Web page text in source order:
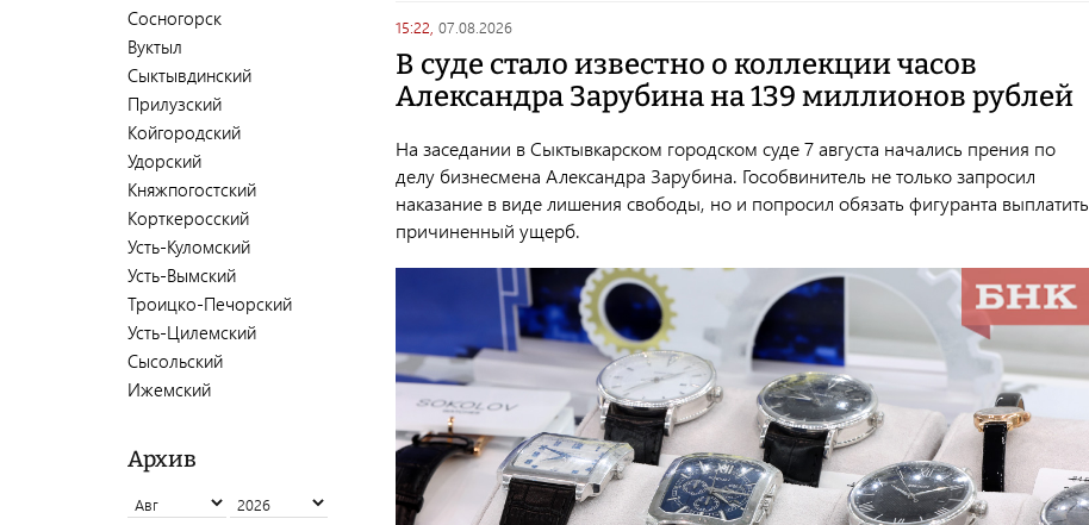
Сосногорск
Вуктыл
Сыктывдинский
Прилузский
Койгородский
Удорский
Княжпогостский
Корткеросский
Усть-Куломский
Усть-Вымский
Троицко-Печорский
Усть-Цилемский
Сысольский
Ижемский
Архив
15:22, 07.08.2026
В суде стало известно о коллекции часов
Александра Зарубина на 139 миллионов рублей
На заседании в Сыктывкарском городском суде 7 августа начались прения по
делу бизнесмена Александра Зарубина. Гособвинитель не только запросил
наказание в виде лишения свободы, но и попросил обязать фигуранта выплатить
причиненный ущерб.